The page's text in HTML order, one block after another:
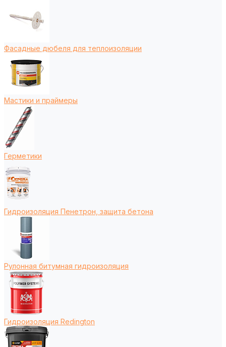
Фасадные дюбеля для теплоизоляции
Мастики и праймеры
Герметики
Гидроизоляция Пенетрон, защита бетона
Рулонная битумная гидроизоляция
Гидроизоляция Redington